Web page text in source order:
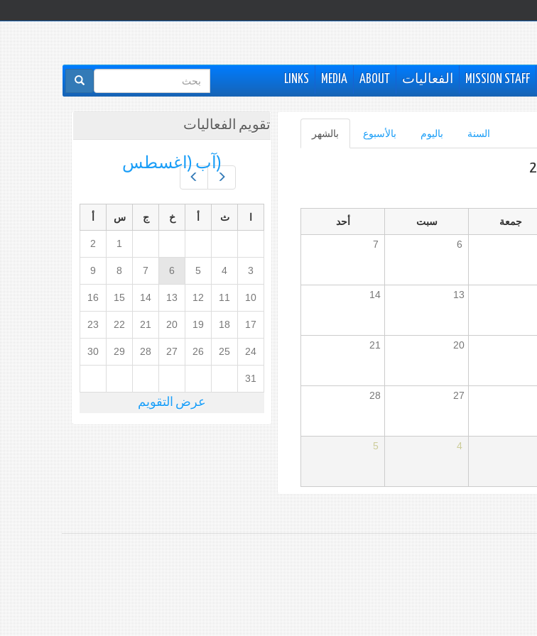
MISSION STAFF الفعاليات ABOUT
MEDIA
LINKS
استمارة
البحث
بالشهر
التبويب
النشطة)
بالأسبوع باليوم السنة
جمعة سبت
أحد
6
7
13
14
20
21
27
28
4
5
تقويم الفعاليات
(آب (اغسطس
ث خ ج س
1
2
3
4
5
6
7
8
9
10
11
12
13
14
15
16
17
18
19
20
21
22
23
24
25
26
27
28
29
30
31
عرض التقويم